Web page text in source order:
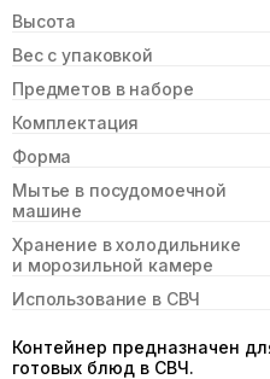
Высота
Вес с упаковкой
Предметов в наборе
Комплектация
Форма
Мытье в посудомоечной
машине
Хранение в холодильнике
и морозильной камере
Использование в СВЧ
Контейнер предназначен
готовых блюд в СВЧ.